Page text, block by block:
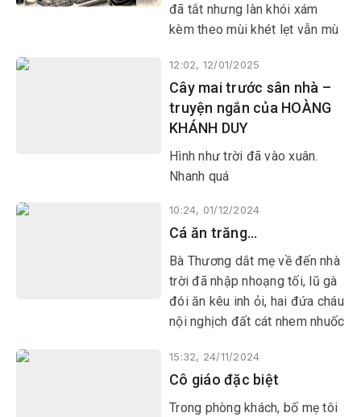
đã tắt nhưng làn khói xám
kèm theo mùi khét lẹt vẫn mù
hỏi phải nhà Ngọc đây không?
12:02, 12/01/2025
Cây mai trước sân nhà –
truyện ngắn của HOÀNG
KHÁNH DUY
Hình như trời đã vào xuân.
Nhanh quá
10:24, 01/12/2024
Cá ăn trăng…
Bà Thương dắt mẹ về đến nhà
trời đã nhập nhoạng tối, lũ gà
đói ăn kêu inh ỏi, hai đứa cháu
nội nghịch đất cát nhem nhuốc
không nổi nhưng bà chẳng có
thời gian
15:32, 24/11/2024
Cô giáo đặc biệt
Trong phòng khách, bố mẹ tôi